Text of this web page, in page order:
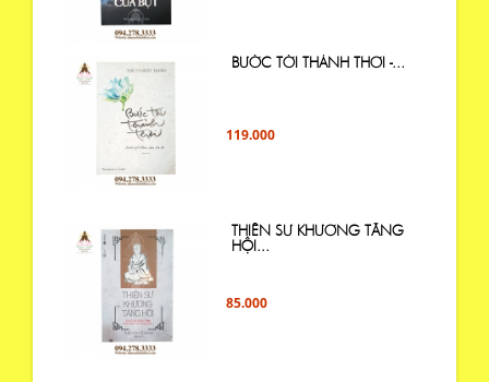
BƯỚC TỚI THẢNH THƠI -...
119.000
THIỀN SƯ KHƯƠNG TĂNG
HỘI...
85.000